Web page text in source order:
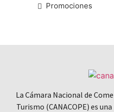
Promociones
La Cámara Nacional de
Turismo (CANACOPE) es